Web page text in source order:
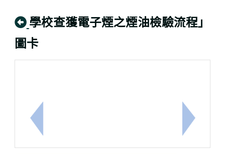
回上頁
學校查獲電子煙之煙油檢驗流程」
圖卡
上一筆：轉知115年臺南市市長 盃室內划船錦標賽訊
下一筆：